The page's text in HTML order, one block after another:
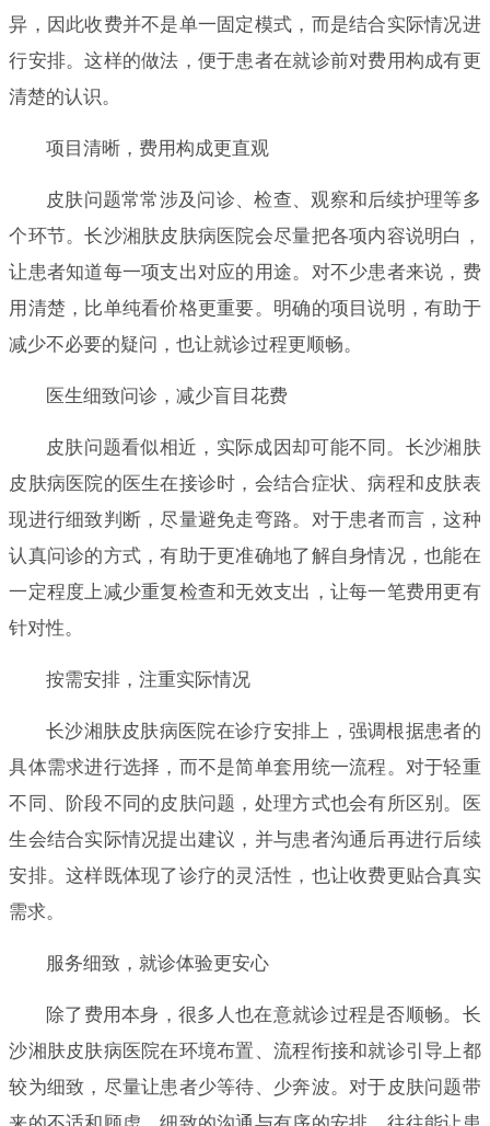
异，因此收费并不是单一固定模式，而是结合实际情况进
行安排。这样的做法，便于患者在就诊前对费用构成有更
清楚的认识。
项目清晰，费用构成更直观
皮肤问题常常涉及问诊、检查、观察和后续护理等多
个环节。长沙湘肤皮肤病医院会尽量把各项内容说明白，
让患者知道每一项支出对应的用途。对不少患者来说，费
用清楚，比单纯看价格更重要。明确的项目说明，有助于
减少不必要的疑问，也让就诊过程更顺畅。
医生细致问诊，减少盲目花费
皮肤问题看似相近，实际成因却可能不同。长沙湘肤
皮肤病医院的医生在接诊时，会结合症状、病程和皮肤表
现进行细致判断，尽量避免走弯路。对于患者而言，这种
认真问诊的方式，有助于更准确地了解自身情况，也能在
一定程度上减少重复检查和无效支出，让每一笔费用更有
针对性。
按需安排，注重实际情况
长沙湘肤皮肤病医院在诊疗安排上，强调根据患者的
具体需求进行选择，而不是简单套用统一流程。对于轻重
不同、阶段不同的皮肤问题，处理方式也会有所区别。医
生会结合实际情况提出建议，并与患者沟通后再进行后续
安排。这样既体现了诊疗的灵活性，也让收费更贴合真实
需求。
服务细致，就诊体验更安心
除了费用本身，很多人也在意就诊过程是否顺畅。长
沙湘肤皮肤病医院在环境布置、流程衔接和就诊引导上都
较为细致，尽量让患者少等待、少奔波。对于皮肤问题带